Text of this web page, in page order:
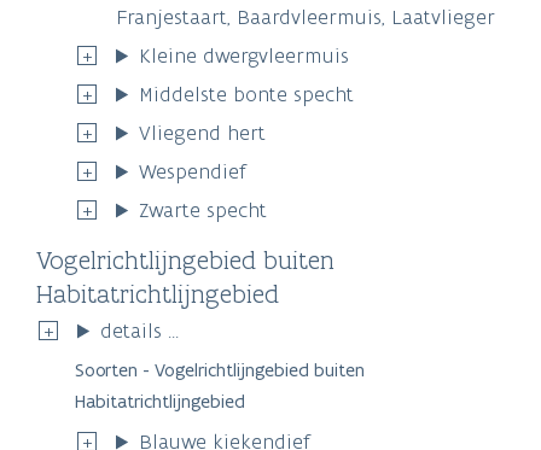
Franjestaart, Baardvleermuis, Laatvlieger
Kleine dwergvleermuis
Middelste bonte specht
Vliegend hert
Wespendief
Zwarte specht
Vogelrichtlijngebied buiten
Habitatrichtlijngebied
details ...
Soorten - Vogelrichtlijngebied buiten
Habitatrichtlijngebied
Blauwe kiekendief